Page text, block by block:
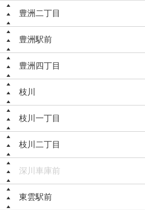
豊洲二丁目
豊洲駅前
豊洲四丁目
枝川
枝川一丁目
枝川二丁目
深川車庫前
東雲駅前